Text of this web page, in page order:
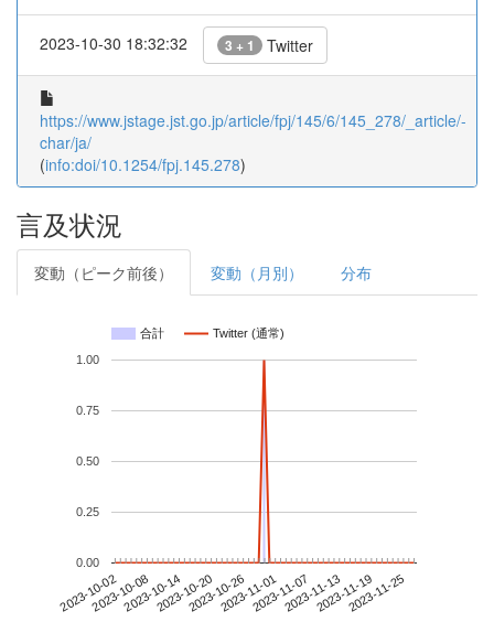
2023-10-30 18:32:32 3 + 1 Twitter
https://www.jstage.jst.go.jp/article/fpj/145/6/145_278/_article/-
char/ja/
(info:doi/10.1254/fpj.145.278)
言及状況
変動（ピーク前後） 変動（月別） 分布
合計 Twitter (通常)
2023-10-022023-10-082023-10-142023-10-202023-10-262023-11-012023-11-072023-11-132023-11-192023-11-25
0.00
0.25
0.50
0.75
1.00